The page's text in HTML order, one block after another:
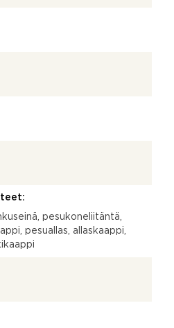
pesukoneliitäntä,
pesuallas, allaskaappi,